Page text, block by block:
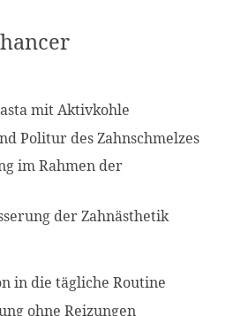
mit Aktivkohle
Politur des Zahnschmelzes
im Rahmen der
der Zahnästhetik
in die tägliche Routine
ohne Reizungen